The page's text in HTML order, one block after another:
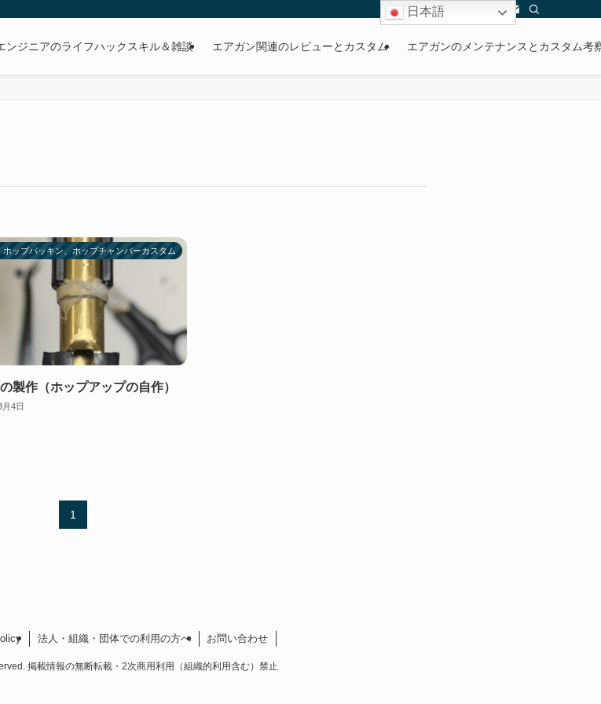
ンジニアのライフハックスキル＆雑談 エアガン関連のレビューとカスタム エアガンのメンテナンスとカスタム考
ホップパッキン、ホップチャンバーカスタム
製作（ホップアップの自作）
4日
1
法人・組織・団体での利用の方へ お問い合わせ
掲載情報の無断転載・2次商用利用（組織的利用含む）禁止
日本語